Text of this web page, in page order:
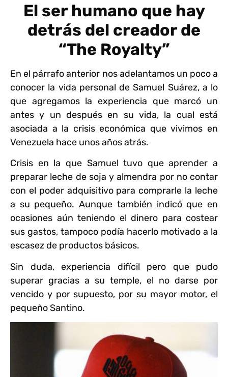
El ser humano que hay
detrás del creador de
“The Royalty”
En el párrafo anterior nos adelantamos un poco a
conocer la vida personal de Samuel Suárez, a lo
que agregamos la experiencia que marcó un
antes y un después en su vida, la cual está
asociada a la crisis económica que vivimos en
Venezuela hace unos años atrás.
Crisis en la que Samuel tuvo que aprender a
preparar leche de soja y almendra por no contar
con el poder adquisitivo para comprarle la leche
a su pequeño. Aunque también indicó que en
ocasiones aún teniendo el dinero para costear
sus gastos, tampoco podía hacerlo motivado a la
escasez de productos básicos.
Sin duda, experiencia difícil pero que pudo
superar gracias a su temple, el no darse por
vencido y por supuesto, por su mayor motor, el
pequeño Santino.